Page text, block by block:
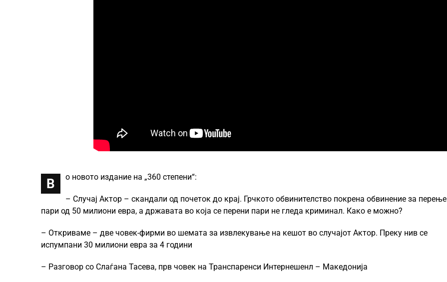
В о новото издание на „360 степени“:
– Случај Актор – скандали од почеток до крај. Грчкото обвинителство покрена обвинение за перење
пари од 50 милиони евра, а државата во која се перени пари не гледа криминал. Како е можно?
– Откриваме – две човек-фирми во шемата за извлекување на кешот во случајот Актор. Преку нив се
испумпани 30 милиони евра за 4 години
– Разговор со Слаѓана Тасева, прв човек на Транспаренси Интернешенл – Македонија